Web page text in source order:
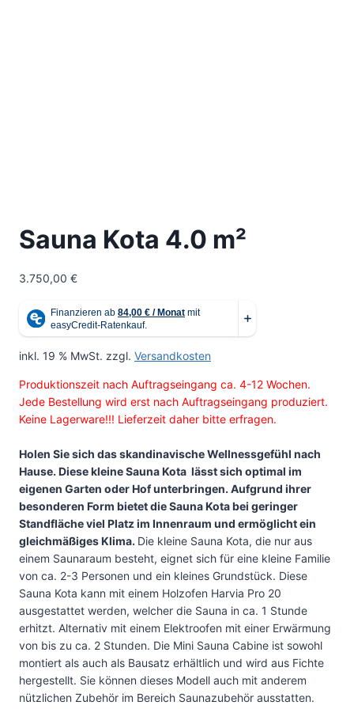
Sauna Kota 4.0 m²
3.750,00 €
inkl. 19 % MwSt. zzgl. Versandkosten
Produktionszeit nach Auftragseingang ca. 4-12 Wochen.
Jede Bestellung wird erst nach Auftragseingang produziert.
Keine Lagerware!!! Lieferzeit daher bitte erfragen.
Holen Sie sich das skandinavische Wellnessgefühl nach
Hause. Diese kleine Sauna Kota lässt sich optimal im
eigenen Garten oder Hof unterbringen. Aufgrund ihrer
besonderen Form bietet die Sauna Kota bei geringer
Standfläche viel Platz im Innenraum und ermöglicht ein
gleichmäßiges Klima. Die kleine Sauna Kota, die nur aus
einem Saunaraum besteht, eignet sich für eine kleine Familie
von ca. 2-3 Personen und ein kleines Grundstück. Diese
Sauna Kota kann mit einem Holzofen Harvia Pro 20
ausgestattet werden, welcher die Sauna in ca. 1 Stunde
erhitzt. Alternativ mit einem Elektroofen mit einer Erwärmung
von bis zu ca. 2 Stunden. Die Mini Sauna Cabine ist sowohl
montiert als auch als Bausatz erhältlich und wird aus Fichte
hergestellt. Sie können dieses Modell auch mit anderem
nützlichen Zubehör im Bereich Saunazubehör ausstatten.